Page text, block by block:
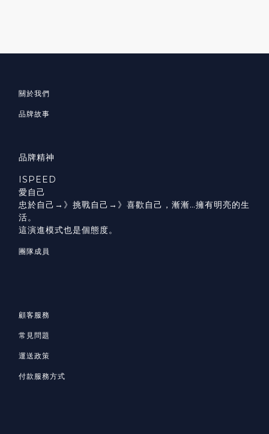
關於我們
品牌故事
品牌精神
ISPEED
愛自己
忠於自己→》挑戰自己→》喜歡自己，漸漸…擁有明亮的生
活。
這演進模式也是個態度。
團隊成員
顧客服務
常見問題
運送政策
付款服務方式